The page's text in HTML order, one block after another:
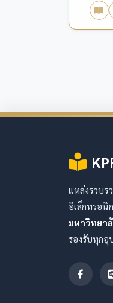
แหล่งรวบร
อิเล็กทรอนิ
มหาวิทยา
รองรับทุกอุ